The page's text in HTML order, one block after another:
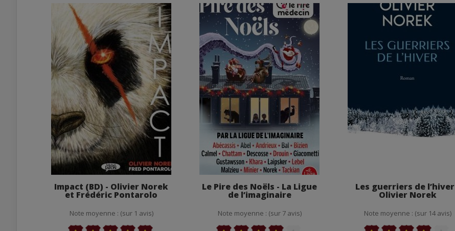
Impact (BD) - Olivier Norek
et Frédéric Pontarolo
Note moyenne : (sur 1 avis)
Le Pire des Noëls - La Ligue
de l’imaginaire
Note moyenne : (sur 7 avis)
Les guerriers de
Olivier Norek
Note moyenne : (sur 14 avis)